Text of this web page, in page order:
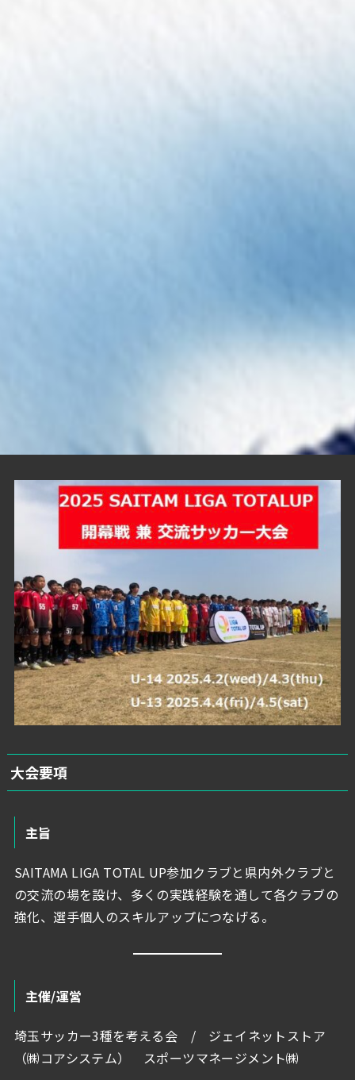
大会要項
主旨
SAITAMA LIGA TOTAL UP参加クラブと県内外クラブと
の交流の場を設け、多くの実践経験を通して各クラブの
強化、選手個人のスキルアップにつなげる。
主催/運営
埼玉サッカー3種を考える会 / ジェイネットストア
（㈱コアシステム） スポーツマネージメント㈱